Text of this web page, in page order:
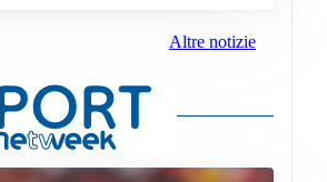
Altre notizie